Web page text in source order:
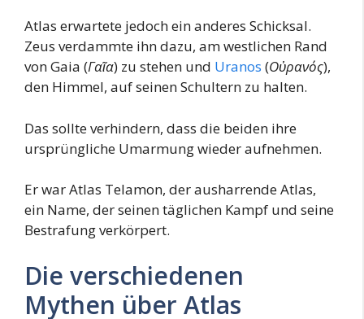
Atlas erwartete jedoch ein anderes Schicksal.
Zeus verdammte ihn dazu, am westlichen Rand
von Gaia (Γαῖα) zu stehen und Uranos (Οὐρανός),
den Himmel, auf seinen Schultern zu halten.
Das sollte verhindern, dass die beiden ihre
ursprüngliche Umarmung wieder aufnehmen.
Er war Atlas Telamon, der ausharrende Atlas,
ein Name, der seinen täglichen Kampf und seine
Bestrafung verkörpert.
Die verschiedenen
Mythen über Atlas